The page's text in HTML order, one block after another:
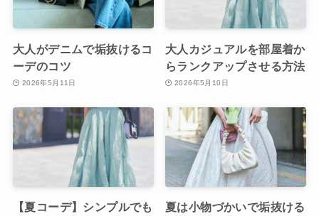
大人がデニムで垢抜けるコ
ーデのコツ
2026年5月11日
大人カジュアルを部屋着か
らランクアップさせる方法
2026年5月10日
【夏コーデ】シンプルでも
夏は小物づかいで垢抜ける